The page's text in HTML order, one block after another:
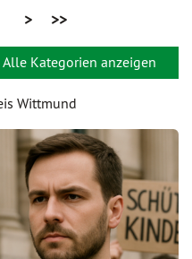
> >>
Alle Kategorien anzeigen
Wittmund